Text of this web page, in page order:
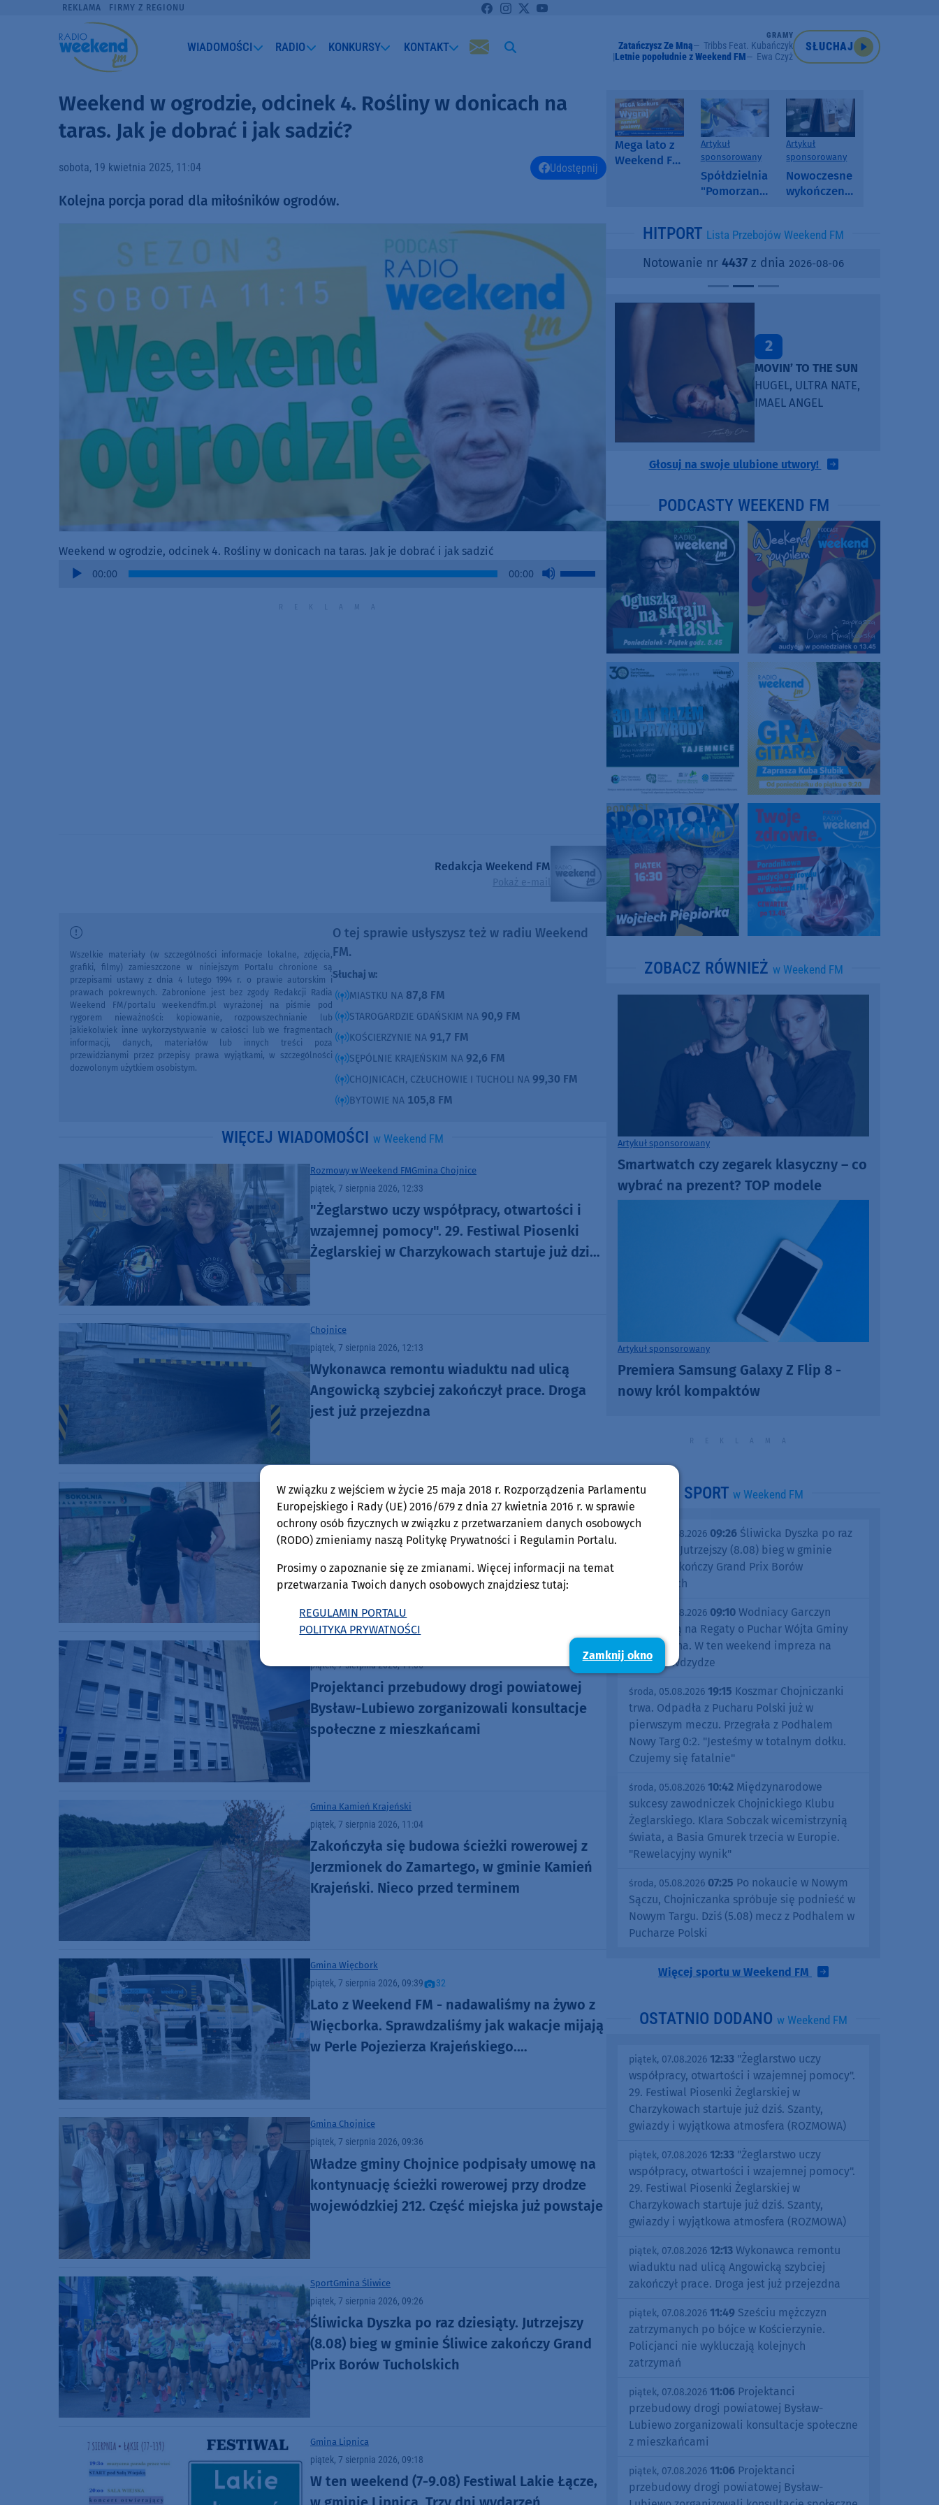
REKLAMA FIRMY Z REGIONU
WIADOMOŚCI RADIO KONKURSY KONTAKT
GRAMY
Zatańczysz Ze Mną
Tribbs Feat. Kubańczyk
Letnie popołudnie z Weekend FM
Ewa Czyż
SŁUCHAJ
Weekend w ogrodzie, odcinek 4. Rośliny w donicach na
taras. Jak je dobrać i jak sadzić?
sobota, 19 kwietnia 2025, 11:04 Udostępnij
Kolejna porcja porad dla miłośników ogrodów.
Weekend w ogrodzie, odcinek 4. Rośliny w donicach na taras. Jak je dobrać i jak sadzić
Audio
00:00 00:00
Use
Redakcja Weekend FM
Pokaż e-mail
O tej sprawie usłyszysz też w radiu Weekend
FM.
Słuchaj w:
MIASTKU NA 87,8 FM
STAROGARDZIE GDAŃSKIM NA 90,9 FM
KOŚCIERZYNIE NA 91,7 FM
SĘPÓLNIE KRAJEŃSKIM NA 92,6 FM
CHOJNICACH, CZŁUCHOWIE I TUCHOLI NA 99,30 FM
BYTOWIE NA 105,8 FM
Wszelkie materiały (w szczególności informacje lokalne, zdjęcia,
grafiki, filmy) zamieszczone w niniejszym Portalu chronione są
przepisami ustawy z dnia 4 lutego 1994 r. o prawie autorskim i
prawach pokrewnych. Zabronione jest bez zgody Redakcji Radia
Weekend FM/portalu weekendfm.pl wyrażonej na piśmie pod
rygorem nieważności: kopiowanie, rozpowszechnianie lub
jakiekolwiek inne wykorzystywanie w całości lub we fragmentach
informacji, danych, materiałów lub innych treści poza
przewidzianymi przez przepisy prawa wyjątkami, w szczególności
dozwolonym użytkiem osobistym.
WIĘCEJ WIADOMOŚCI w Weekend FM
Rozmowy w Weekend FMGmina Chojnice
piątek, 7 sierpnia 2026, 12:33
"Żeglarstwo uczy współpracy, otwartości i
wzajemnej pomocy". 29. Festiwal Piosenki
Żeglarskiej w Charzykowach startuje już dziś.
Chojnice
piątek, 7 sierpnia 2026, 12:13
Wykonawca remontu wiaduktu nad ulicą
Angowicką szybciej zakończył prace. Droga
jest już przejezdna
Kościerzyna
piątek, 7 sierpnia 2026, 11:49
Sześciu mężczyzn zatrzymanych po bójce w
Kościerzynie. Policjanci nie wykluczają
kolejnych zatrzymań
piątek, 7 sierpnia 2026, 11:06
Projektanci przebudowy drogi powiatowej
Bysław-Lubiewo zorganizowali konsultacje
społeczne z mieszkańcami
Gmina Kamień Krajeński
piątek, 7 sierpnia 2026, 11:04
Zakończyła się budowa ścieżki rowerowej z
Jerzmionek do Zamartego, w gminie Kamień
Krajeński. Nieco przed terminem
Gmina Więcbork
piątek, 7 sierpnia 2026, 09:39 32
Lato z Weekend FM - nadawaliśmy na żywo z
Więcborka. Sprawdzaliśmy jak wakacje mijają
w Perle Pojezierza Krajeńskiego.
Gmina Chojnice
piątek, 7 sierpnia 2026, 09:36
Władze gminy Chojnice podpisały umowę na
kontynuację ścieżki rowerowej przy drodze
wojewódzkiej 212. Część miejska już powstaje
SportGmina Śliwice
piątek, 7 sierpnia 2026, 09:26
Śliwicka Dyszka po raz dziesiąty. Jutrzejszy
(8.08) bieg w gminie Śliwice zakończy Grand
Prix Borów Tucholskich
Gmina Lipnica
piątek, 7 sierpnia 2026, 09:18
W ten weekend (7-9.08) Festiwal Lakie Łącze,
Mega lato z
Weekend FM
Artykuł
sponsorowany
Spółdzielnia
"Pomorzanka"
informuje o
i ofertach
najmu
Artykuł
sponsorowany
Nowoczesne
wykończenia
SPC, WPC i
kamienny
HITPORT Lista Przebojów Weekend FM
Notowanie nr 4437 z dnia 2026-08-06
2
MOVIN’ TO THE SUN
HUGEL, ULTRA NATE,
IMAEL ANGEL
Głosuj na swoje ulubione utwory!
PODCASTY WEEKEND FM
ZOBACZ RÓWNIEŻ w Weekend FM
Artykuł sponsorowany
Smartwatch czy zegarek klasyczny – co
wybrać na prezent? TOP modele
Artykuł sponsorowany
Premiera Samsung Galaxy Z Flip 8 -
nowy król kompaktów
SPORT w Weekend FM
piątek, 07.08.2026 09:26 Śliwicka Dyszka po raz
dziesiąty. Jutrzejszy (8.08) bieg w gminie
Śliwice zakończy Grand Prix Borów
Tucholskich
piątek, 07.08.2026 09:10 Wodniacy Garczyn
zapraszają na Regaty o Puchar Wójta Gminy
Kościerzyna. W ten weekend impreza na
jeziorze Wdzydze
środa, 05.08.2026 19:15 Koszmar Chojniczanki
trwa. Odpadła z Pucharu Polski już w
pierwszym meczu. Przegrała z Podhalem
Nowy Targ 0:2. "Jesteśmy w totalnym dołku.
Czujemy się fatalnie"
środa, 05.08.2026 10:42 Międzynarodowe
sukcesy zawodniczek Chojnickiego Klubu
Żeglarskiego. Klara Sobczak wicemistrzynią
świata, a Basia Gmurek trzecia w Europie.
"Rewelacyjny wynik"
środa, 05.08.2026 07:25 Po nokaucie w Nowym
Sączu, Chojniczanka spróbuje się podnieść w
Nowym Targu. Dziś (5.08) mecz z Podhalem w
Pucharze Polski
Więcej sportu w Weekend FM
OSTATNIO DODANO w Weekend FM
piątek, 07.08.2026 12:33 "Żeglarstwo uczy
współpracy, otwartości i wzajemnej pomocy".
29. Festiwal Piosenki Żeglarskiej w
Charzykowach startuje już dziś. Szanty,
gwiazdy i wyjątkowa atmosfera (ROZMOWA)
piątek, 07.08.2026 12:33 "Żeglarstwo uczy
współpracy, otwartości i wzajemnej pomocy".
29. Festiwal Piosenki Żeglarskiej w
Charzykowach startuje już dziś. Szanty,
gwiazdy i wyjątkowa atmosfera (ROZMOWA)
piątek, 07.08.2026 12:13 Wykonawca remontu
wiaduktu nad ulicą Angowicką szybciej
zakończył prace. Droga jest już przejezdna
piątek, 07.08.2026 11:49 Sześciu mężczyzn
zatrzymanych po bójce w Kościerzynie.
Policjanci nie wykluczają kolejnych
zatrzymań
piątek, 07.08.2026 11:06 Projektanci
przebudowy drogi powiatowej Bysław-
Lubiewo zorganizowali konsultacje społeczne
z mieszkańcami
piątek, 07.08.2026 11:06 Projektanci
przebudowy drogi powiatowej Bysław-
W związku z wejściem w życie 25 maja 2018 r. Rozporządzenia Parlamentu
Europejskiego i Rady (UE) 2016/679 z dnia 27 kwietnia 2016 r. w sprawie
ochrony osób fizycznych w związku z przetwarzaniem danych osobowych
(RODO) zmieniamy naszą Politykę Prywatności i Regulamin Portalu.
Prosimy o zapoznanie się ze zmianami. Więcej informacji na temat
przetwarzania Twoich danych osobowych znajdziesz tutaj:
REGULAMIN PORTALU
POLITYKA PRYWATNOŚCI
Zamknij okno